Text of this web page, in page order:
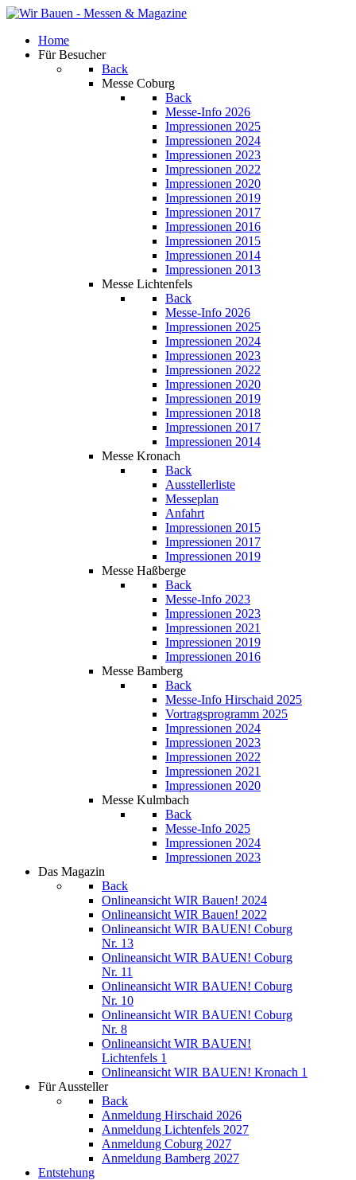
Home
Für Besucher
Back
Messe Coburg
Back
Messe-Info 2026
Impressionen 2025
Impressionen 2024
Impressionen 2023
Impressionen 2022
Impressionen 2020
Impressionen 2019
Impressionen 2017
Impressionen 2016
Impressionen 2015
Impressionen 2014
Impressionen 2013
Messe Lichtenfels
Back
Messe-Info 2026
Impressionen 2025
Impressionen 2024
Impressionen 2023
Impressionen 2022
Impressionen 2020
Impressionen 2019
Impressionen 2018
Impressionen 2017
Impressionen 2014
Messe Kronach
Back
Ausstellerliste
Messeplan
Anfahrt
Impressionen 2015
Impressionen 2017
Impressionen 2019
Messe Haßberge
Back
Messe-Info 2023
Impressionen 2023
Impressionen 2021
Impressionen 2019
Impressionen 2016
Messe Bamberg
Back
Messe-Info Hirschaid 2025
Vortragsprogramm 2025
Impressionen 2024
Impressionen 2023
Impressionen 2022
Impressionen 2021
Impressionen 2020
Messe Kulmbach
Back
Messe-Info 2025
Impressionen 2024
Impressionen 2023
Das Magazin
Back
Onlineansicht WIR Bauen! 2024
Onlineansicht WIR Bauen! 2022
Onlineansicht WIR BAUEN! Coburg
Nr. 13
Onlineansicht WIR BAUEN! Coburg
Nr. 11
Onlineansicht WIR BAUEN! Coburg
Nr. 10
Onlineansicht WIR BAUEN! Coburg
Nr. 8
Onlineansicht WIR BAUEN!
Lichtenfels 1
Onlineansicht WIR BAUEN! Kronach 1
Für Aussteller
Back
Anmeldung Hirschaid 2026
Anmeldung Lichtenfels 2027
Anmeldung Coburg 2027
Anmeldung Bamberg 2027
Entstehung